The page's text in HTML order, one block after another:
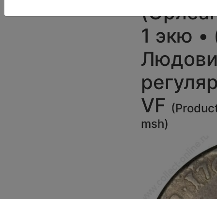
1 экю •
VF (
msh)